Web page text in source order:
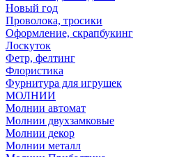
Новый год
Проволока, тросики
Оформление, скрапбукинг
Лоскуток
Фетр, фелтинг
Флористика
Фурнитура для игрушек
МОЛНИИ
Молнии автомат
Молнии двухзамковые
Молнии декор
Молнии металл